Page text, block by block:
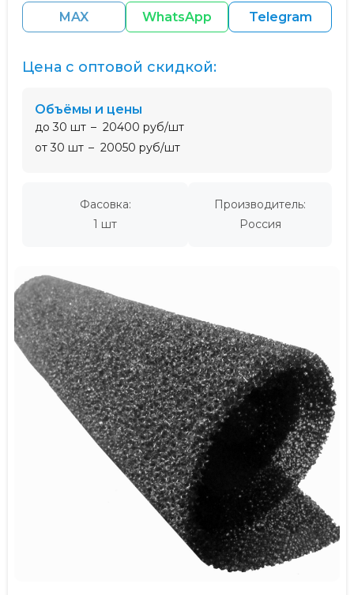
MAX WhatsApp Telegram
Фасовка:
1 шт
Производитель:
Россия
Цена с оптовой скидкой:
Объёмы и цены
до 30 шт
20400 руб/шт
от 30 шт
20050 руб/шт